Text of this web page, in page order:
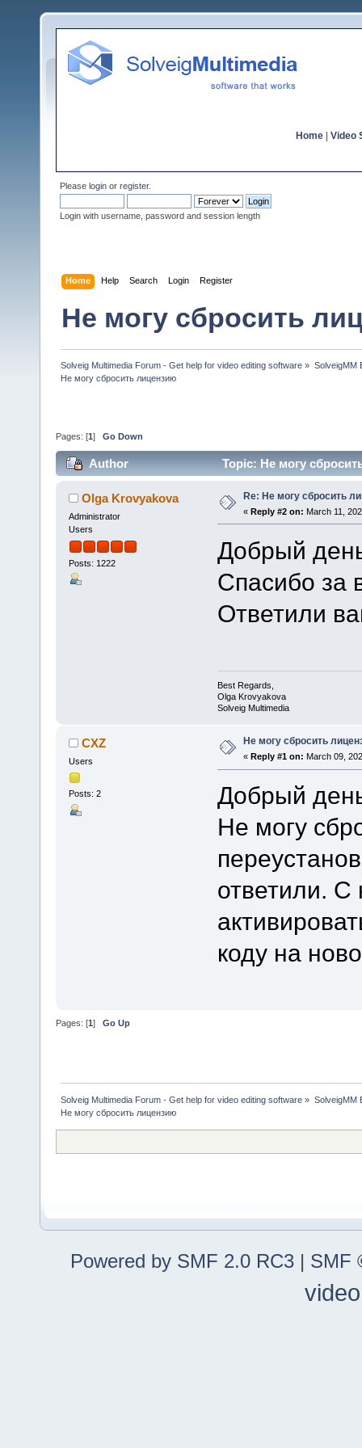
Home Video
Please login or register.
Login with username, password and session length
Home Help Search Login Register
Не могу сбросить
Solveig Multimedia Forum - Get help for video editing software » SolveigMM
Не могу сбросить лицензию
Pages: [1 ] Go Down
Author Topic: Не могу
Olga Krovyakova
Administrator
Users
Posts: 1222
Re: Не могу сбросить
« Reply #2 on: March 11,
Добрый
Спасибо за
Ответили
Best Regards,
Olga Krovyakova
Solveig Multimedia
CXZ
Users
Posts: 2
Не могу сбросить
« Reply #1 on: March 09,
Добрый
Не могу
ответили. С
коду на
Pages: [1] Go Up
Solveig Multimedia Forum - Get help for video editing software » SolveigMM
Не могу сбросить лицензию
Powered by SMF 2.0 RC3 | SMF